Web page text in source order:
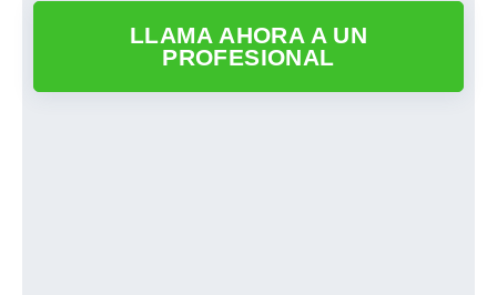
LLAMA AHORA A UN
PROFESIONAL